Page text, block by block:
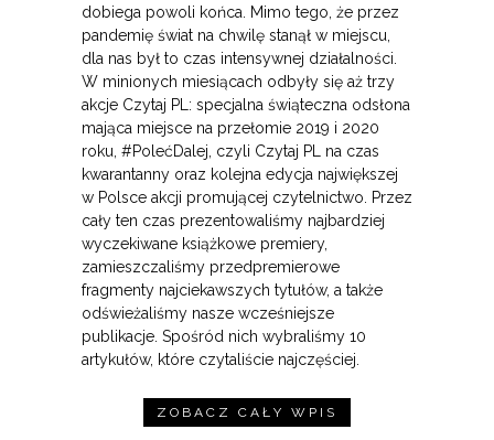
dobiega powoli końca. Mimo tego, że przez
pandemię świat na chwilę stanął w miejscu,
dla nas był to czas intensywnej działalności.
W minionych miesiącach odbyły się aż trzy
akcje Czytaj PL: specjalna świąteczna odsłona
mająca miejsce na przełomie 2019 i 2020
roku, #PolećDalej, czyli Czytaj PL na czas
kwarantanny oraz kolejna edycja największej
w Polsce akcji promującej czytelnictwo. Przez
cały ten czas prezentowaliśmy najbardziej
wyczekiwane książkowe premiery,
zamieszczaliśmy przedpremierowe
fragmenty najciekawszych tytułów, a także
odświeżaliśmy nasze wcześniejsze
publikacje. Spośród nich wybraliśmy 10
artykułów, które czytaliście najczęściej.
ZOBACZ CAŁY WPIS